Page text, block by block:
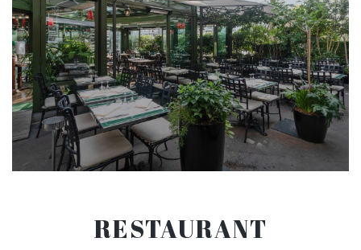
RESTAURANT